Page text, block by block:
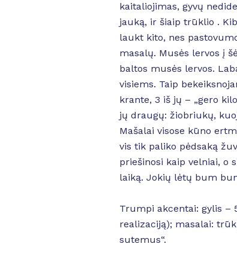
kaitaliojimas, gyvų
jauką, ir šiaip trūklio .
laukt kito, nes
masalų. Musės lervos į
baltos musės lervos.
visiems. Taip
krante, 3 iš jų – „gero
jų draugų: žiobriukų,
Mašalai visose kūno
vis tik paliko pėdsaką
priešinosi kaip velniai, o
laiką. Jokių lėtų bum
Trumpi akcentai: gylis –
realizaciją); masalai:
sutemus“.